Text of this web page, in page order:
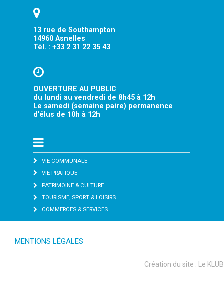
13 rue de Southampton
14960 Asnelles
Tél. : +33 2 31 22 35 43
OUVERTURE AU PUBLIC
du lundi au vendredi de 8h45 à 12h
Le samedi (semaine paire) permanence
d’élus de 10h à 12h
VIE COMMUNALE
VIE PRATIQUE
PATRIMOINE & CULTURE
TOURISME, SPORT & LOISIRS
COMMERCES & SERVICES
MENTIONS LÉGALES
Création du site : Le KLUB